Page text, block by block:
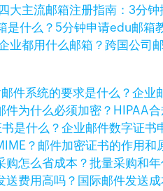
大主流邮箱注册指南：3分
是什么？5分钟申请edu邮箱
业都用什么邮箱？跨国公司
件系统的要求是什么？企业
件为什么必须加密？HIPAA
是什么？企业邮件数字证书
？邮件加密证书的作用和
购怎么省成本？批量采购和
送费用高吗？国际邮件发送